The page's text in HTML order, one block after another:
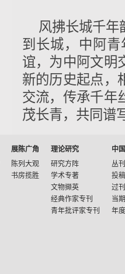
风拂长城千
到长城，中阿
谊，为中阿文明
新的历史起点，
交流，传承千年
茂长青，共同谱
展陈广角
陈列大观
书房揽胜
理论研究
研究方阵
学术专著
文物撷英
经典作家专刊
青年批评家专刊
中
丛
投
过
当
年